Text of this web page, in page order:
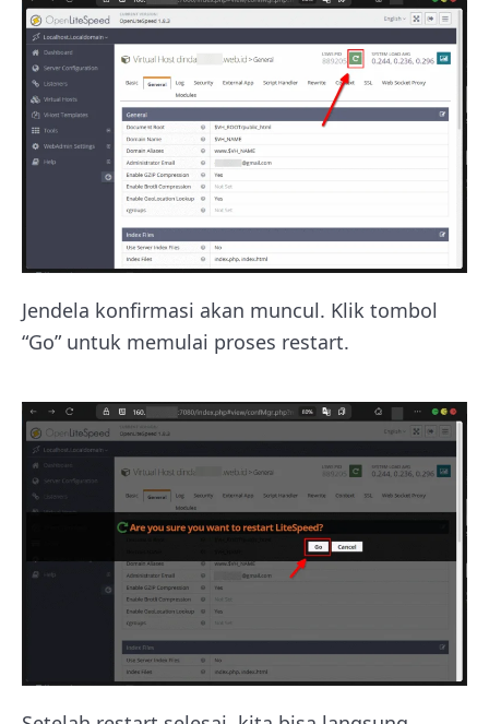
Jendela konfirmasi akan muncul. Klik tombol
“Go” untuk memulai proses restart.